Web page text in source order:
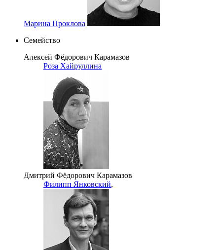
Марина Проклова
Семейство
Алексей Фёдорович Карамазов
Роза Хайруллина
Дмитрий Фёдорович Карамазов
Филипп Янковский,